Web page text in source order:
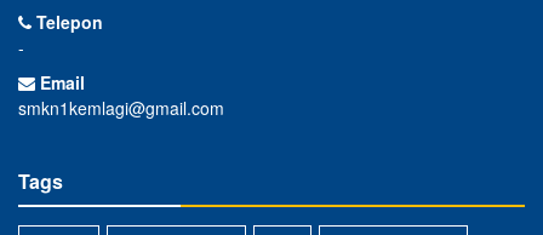
Telepon
-
Email
smkn1kemlagi@gmail.com
Tags